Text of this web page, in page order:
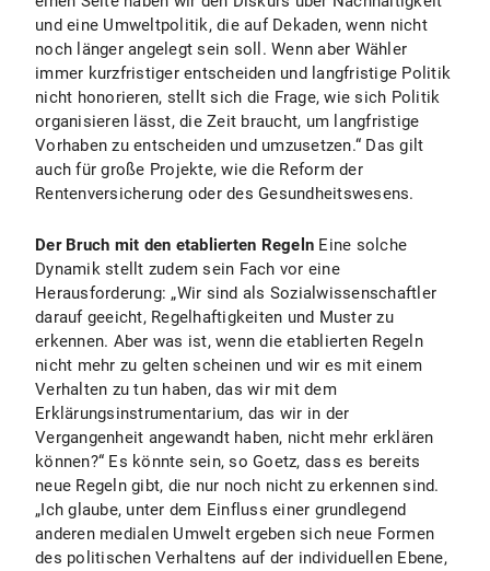
und eine Umweltpolitik, die auf Dekaden, wenn nicht
noch länger angelegt sein soll. Wenn aber Wähler
immer kurzfristiger entscheiden und langfristige Politik
nicht honorieren, stellt sich die Frage, wie sich Politik
organisieren lässt, die Zeit braucht, um langfristige
Vorhaben zu entscheiden und umzusetzen.“ Das gilt
auch für große Projekte, wie die Reform der
Rentenversicherung oder des Gesundheitswesens.
Der Bruch mit den etablierten Regeln Eine solche
Dynamik stellt zudem sein Fach vor eine
Herausforderung: „Wir sind als Sozialwissenschaftler
darauf geeicht, Regelhaftigkeiten und Muster zu
erkennen. Aber was ist, wenn die etablierten Regeln
nicht mehr zu gelten scheinen und wir es mit einem
Verhalten zu tun haben, das wir mit dem
Erklärungsinstrumentarium, das wir in der
Vergangenheit angewandt haben, nicht mehr erklären
können?“ Es könnte sein, so Goetz, dass es bereits
neue Regeln gibt, die nur noch nicht zu erkennen sind.
„Ich glaube, unter dem Einfluss einer grundlegend
anderen medialen Umwelt ergeben sich neue Formen
des politischen Verhaltens auf der individuellen Ebene,